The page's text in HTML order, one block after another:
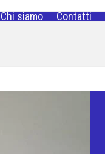
Chi siamo Contatti